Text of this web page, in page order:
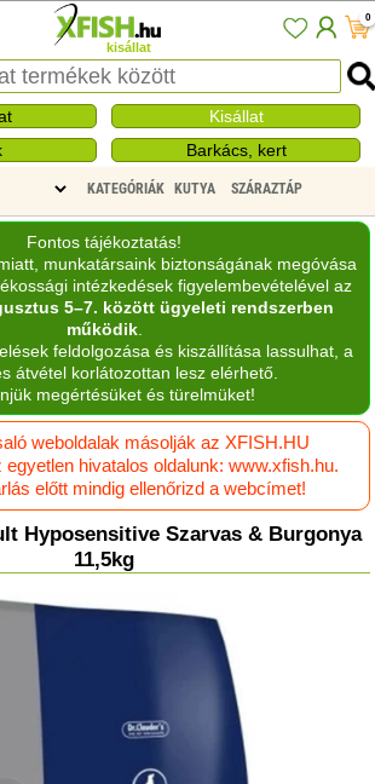
kisállat
0
Kisállat
Barkács, kert
KATEGÓRIÁK KUTYA SZÁRAZTÁP
Fontos tájékoztatás!
munkatársaink biztonságának megóvása
intézkedések figyelembevételével az
5–7. között ügyeleti rendszerben
működik.
feldolgozása és kiszállítása lassulhat, a
átvétel korlátozottan lesz elérhető.
megértésüket és türelmüket!
weboldalak másolják az XFISH.HU
egyetlen hivatalos oldalunk: www.xfish.hu.
előtt mindig ellenőrizd a webcímet!
Hyposensitive Szarvas & Burgonya
11,5kg